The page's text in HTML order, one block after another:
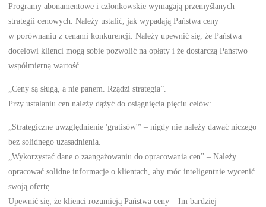
Programy abonamentowe i członkowskie wymagają przemyślanych
strategii cenowych. Należy ustalić, jak wypadają Państwa ceny
w porównaniu z cenami konkurencji. Należy upewnić się, że Państwa
docelowi klienci mogą sobie pozwolić na opłaty i że dostarczą Państwo
współmierną wartość.
„Ceny są sługą, a nie panem. Rządzi strategia”.
Przy ustalaniu cen należy dążyć do osiągnięcia pięciu celów:
„Strategiczne uwzględnienie 'gratisów'” – nigdy nie należy dawać niczego
bez solidnego uzasadnienia.
„Wykorzystać dane o zaangażowaniu do opracowania cen” – Należy
opracować solidne informacje o klientach, aby móc inteligentnie wycenić
swoją ofertę.
Upewnić się, że klienci rozumieją Państwa ceny – Im bardziej